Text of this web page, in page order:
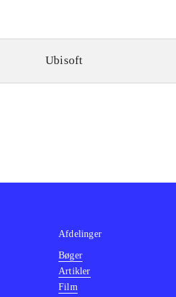
Ubisoft
Afdelinger
Bøger
Artikler
Film